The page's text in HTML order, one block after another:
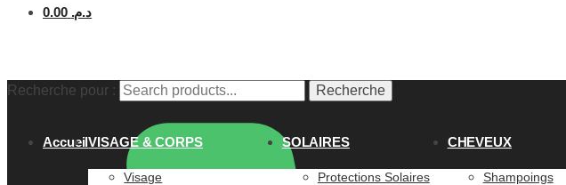
د.م. 0.00
Recherche pour : Recherche
AccueilVISAGE & CORPS
Visage
SOLAIRES
Protections Solaires
CHEVEUX
Shampoings